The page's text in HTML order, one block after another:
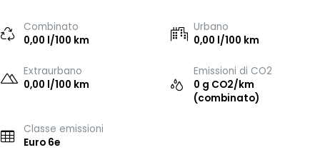
Combinato
0,00 l/100 km
Urbano
0,00 l/100 km
Extraurbano
0,00 l/100 km
Emissioni di CO2
0 g CO2/km
(combinato)
Classe emissioni
Euro 6e